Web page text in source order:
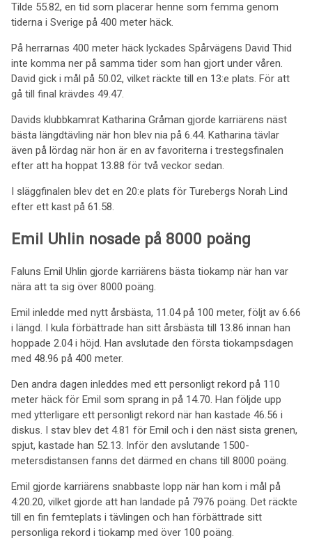
Tilde 55.82, en tid som placerar henne som femma genom
tiderna i Sverige på 400 meter häck.
På herrarnas 400 meter häck lyckades Spårvägens David Thid
inte komma ner på samma tider som han gjort under våren.
David gick i mål på 50.02, vilket räckte till en 13:e plats. För att
gå till final krävdes 49.47.
Davids klubbkamrat Katharina Gråman gjorde karriärens näst
bästa längdtävling när hon blev nia på 6.44. Katharina tävlar
även på lördag när hon är en av favoriterna i trestegsfinalen
efter att ha hoppat 13.88 för två veckor sedan.
I släggfinalen blev det en 20:e plats för Turebergs Norah Lind
efter ett kast på 61.58.
Emil Uhlin nosade på 8000 poäng
Faluns Emil Uhlin gjorde karriärens bästa tiokamp när han var
nära att ta sig över 8000 poäng.
Emil inledde med nytt årsbästa, 11.04 på 100 meter, följt av 6.66
i längd. I kula förbättrade han sitt årsbästa till 13.86 innan han
hoppade 2.04 i höjd. Han avslutade den första tiokampsdagen
med 48.96 på 400 meter.
Den andra dagen inleddes med ett personligt rekord på 110
meter häck för Emil som sprang in på 14.70. Han följde upp
med ytterligare ett personligt rekord när han kastade 46.56 i
diskus. I stav blev det 4.81 för Emil och i den näst sista grenen,
spjut, kastade han 52.13. Inför den avslutande 1500-
metersdistansen fanns det därmed en chans till 8000 poäng.
Emil gjorde karriärens snabbaste lopp när han kom i mål på
4:20.20, vilket gjorde att han landade på 7976 poäng. Det räckte
till en fin femteplats i tävlingen och han förbättrade sitt
personliga rekord i tiokamp med över 100 poäng.